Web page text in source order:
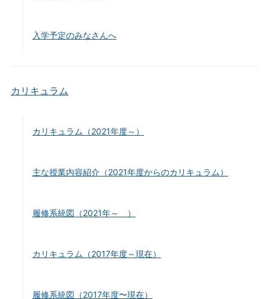
入学予定のみなさんへ
カリキュラム
カリキュラム（2021年度～）
主な授業内容紹介（2021年度からのカリキュラム）
履修系統図（2021年～ ）
カリキュラム（2017年度～現在）
履修系統図（2017年度〜現在）